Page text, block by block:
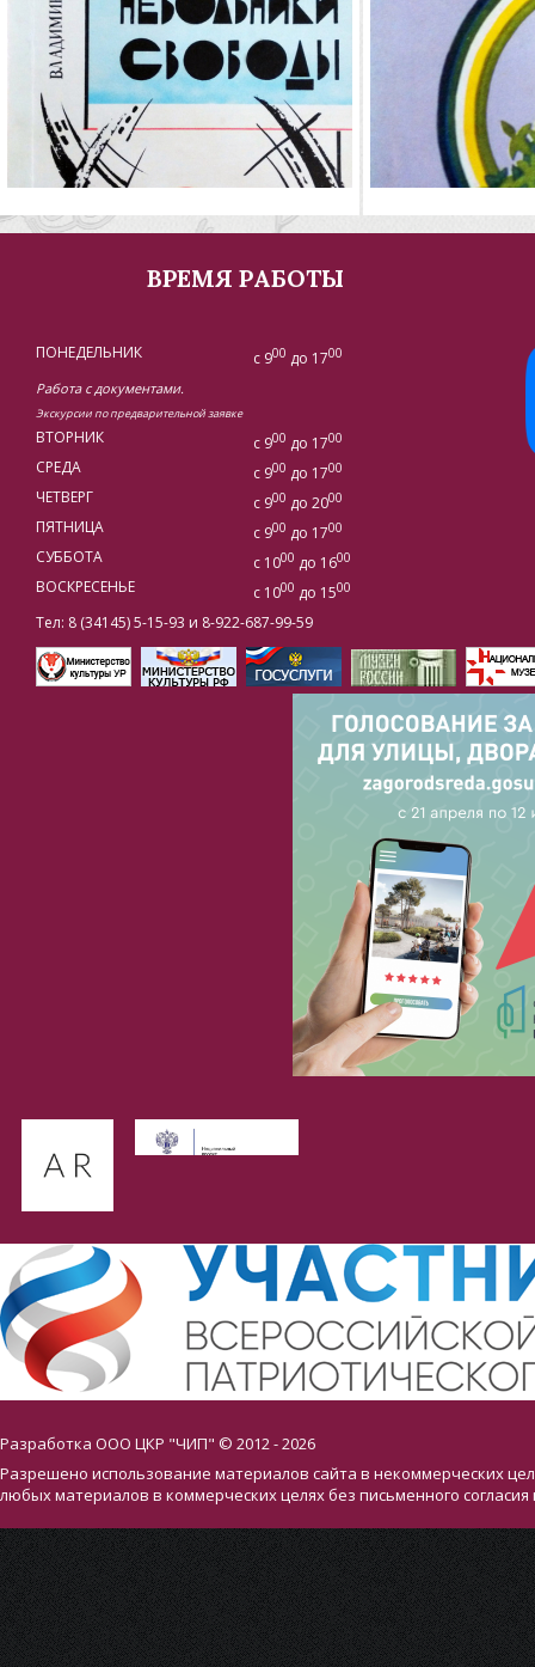
ВРЕМЯ РАБОТЫ
ПОНЕДЕЛЬНИК с 900 до 1700
Работа с документами.
Экскурсии по предварительной заявке
ВТОРНИК с 900 до 1700
СРЕДА с 900 до 1700
ЧЕТВЕРГ с 900 до 2000
ПЯТНИЦА с 900 до 1700
СУББОТА с 1000 до 1600
ВОСКРЕСЕНЬЕ с 1000 до 1500
Тел: 8 (34145) 5-15-93 и 8-922-687-99-59
Разработка ООО ЦКР "ЧИП" © 2012 - 2026
Разрешено использование материалов сайта в некоммерческих
любых материалов в коммерческих целях без письменного согласия